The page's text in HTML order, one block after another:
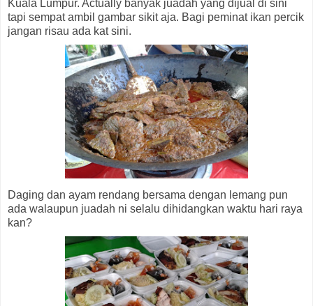
Kuala Lumpur. Actually banyak juadah yang dijual di sini
tapi sempat ambil gambar sikit aja. Bagi peminat ikan percik
jangan risau ada kat sini.
Daging dan ayam rendang bersama dengan lemang pun
ada walaupun juadah ni selalu dihidangkan waktu hari raya
kan?